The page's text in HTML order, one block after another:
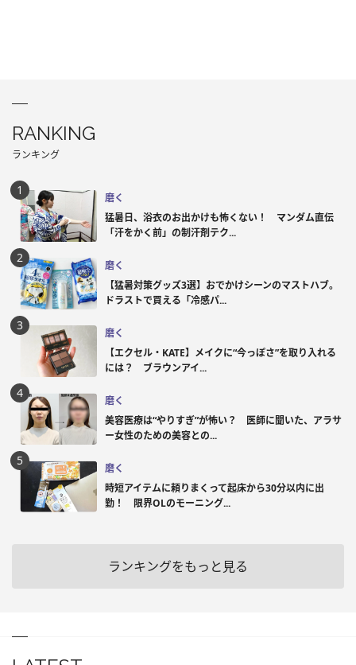
RANKING
ランキング
磨く
猛暑日、浴衣のお出かけも怖くない！ マンダム直伝
「汗をかく前」の制汗剤テク...
磨く
【猛暑対策グッズ3選】おでかけシーンのマストハブ。
ドラストで買える「冷感パ...
磨く
【エクセル・KATE】メイクに“今っぽさ”を取り入れる
には？ ブラウンアイ...
磨く
美容医療は“やりすぎ”が怖い？ 医師に聞いた、アラサ
ー女性のための美容との...
磨く
時短アイテムに頼りまくって起床から30分以内に出
勤！ 限界OLのモーニング...
ランキングをもっと見る